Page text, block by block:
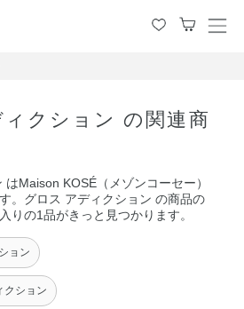
メ
クション の関連商
Maison KOSÉ（メゾンコーセー）
。グロス アディクション の商品の
りの1品がきっと見つかります。
ョン
クション